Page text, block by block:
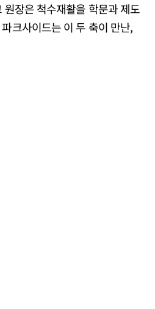
장은 척수재활을 학문과 제도
크사이드는 이 두 축이 만난,